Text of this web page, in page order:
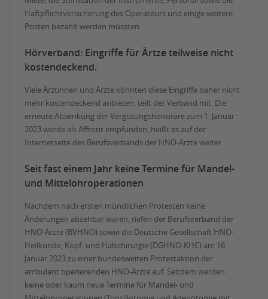
Haftpflichtversicherung des Operateurs und einige weitere
Posten bezahlt werden müssten.
Hörverband: Eingriffe für Ärtze teilweise nicht
kostendeckend.
Viele Ärztinnen und Ärzte könnten diese Eingriffe daher nicht
mehr kostendeckend anbieten, teilt der Verband mit. Die
erneute Absenkung der Vergütungshonorare zum 1. Januar
2023 werde als Affront empfunden, heißt es auf der
Internetseite des Berufsverbands der HNO-Ärzte weiter.
Seit fast einem Jahr keine Termine für Mandel-
und Mittelohroperationen
Nachdem nach ersten mündlichen Protesten keine
Änderungen absehbar waren, riefen der Berufsverband der
HNO-Ärzte (BVHNO) sowie die Deutsche Gesellschaft HNO-
Heilkunde, Kopf- und Halschirurgie (DGHNO-KHC) am 16.
Januar 2023 zu einer bundesweiten Protestaktion der
ambulant operierenden HNO-Ärzte auf. Seitdem werden
keine oder kaum neue Termine für Mandel- und